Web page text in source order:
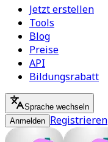
Jetzt erstellen
Tools
Blog
Preise
API
Bildungsrabatt
Sprache wechseln
Anmelden Registrieren